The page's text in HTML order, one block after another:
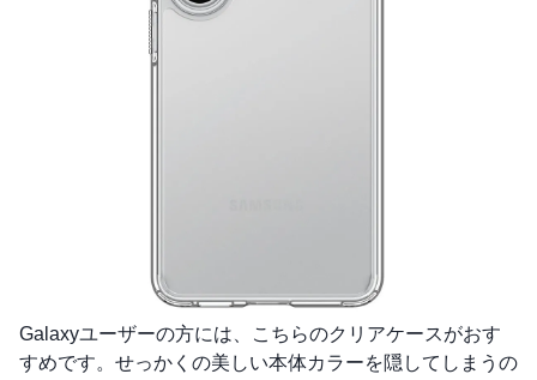
Galaxyユーザーの方には、こちらのクリアケースがおす
すめです。せっかくの美しい本体カラーを隠してしまうの